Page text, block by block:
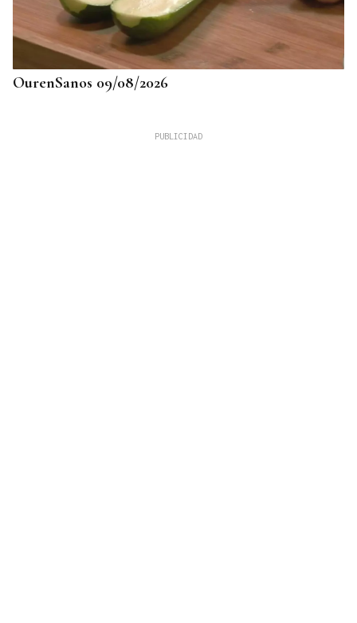
OurenSanos 09/08/2026